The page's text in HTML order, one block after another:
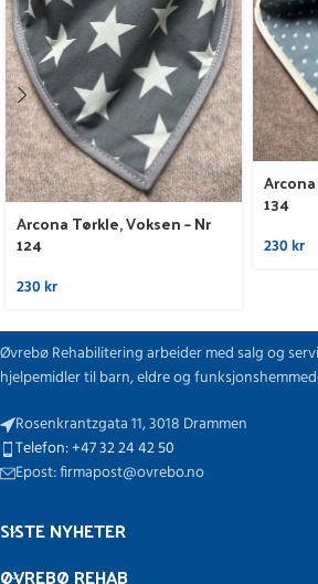
Arcona Tørkle, Voksen – Nr
124
230kr
134
230kr
Øvrebø Rehabilitering arbeider med salg og
hjelpemidler til barn, eldre og
Rosenkrantzgata 11, 3018 Drammen
Telefon: +47 32 24 42 50
Epost: firmapost@ovrebo.no
SISTE NYHETER
ØVREBØ REHAB